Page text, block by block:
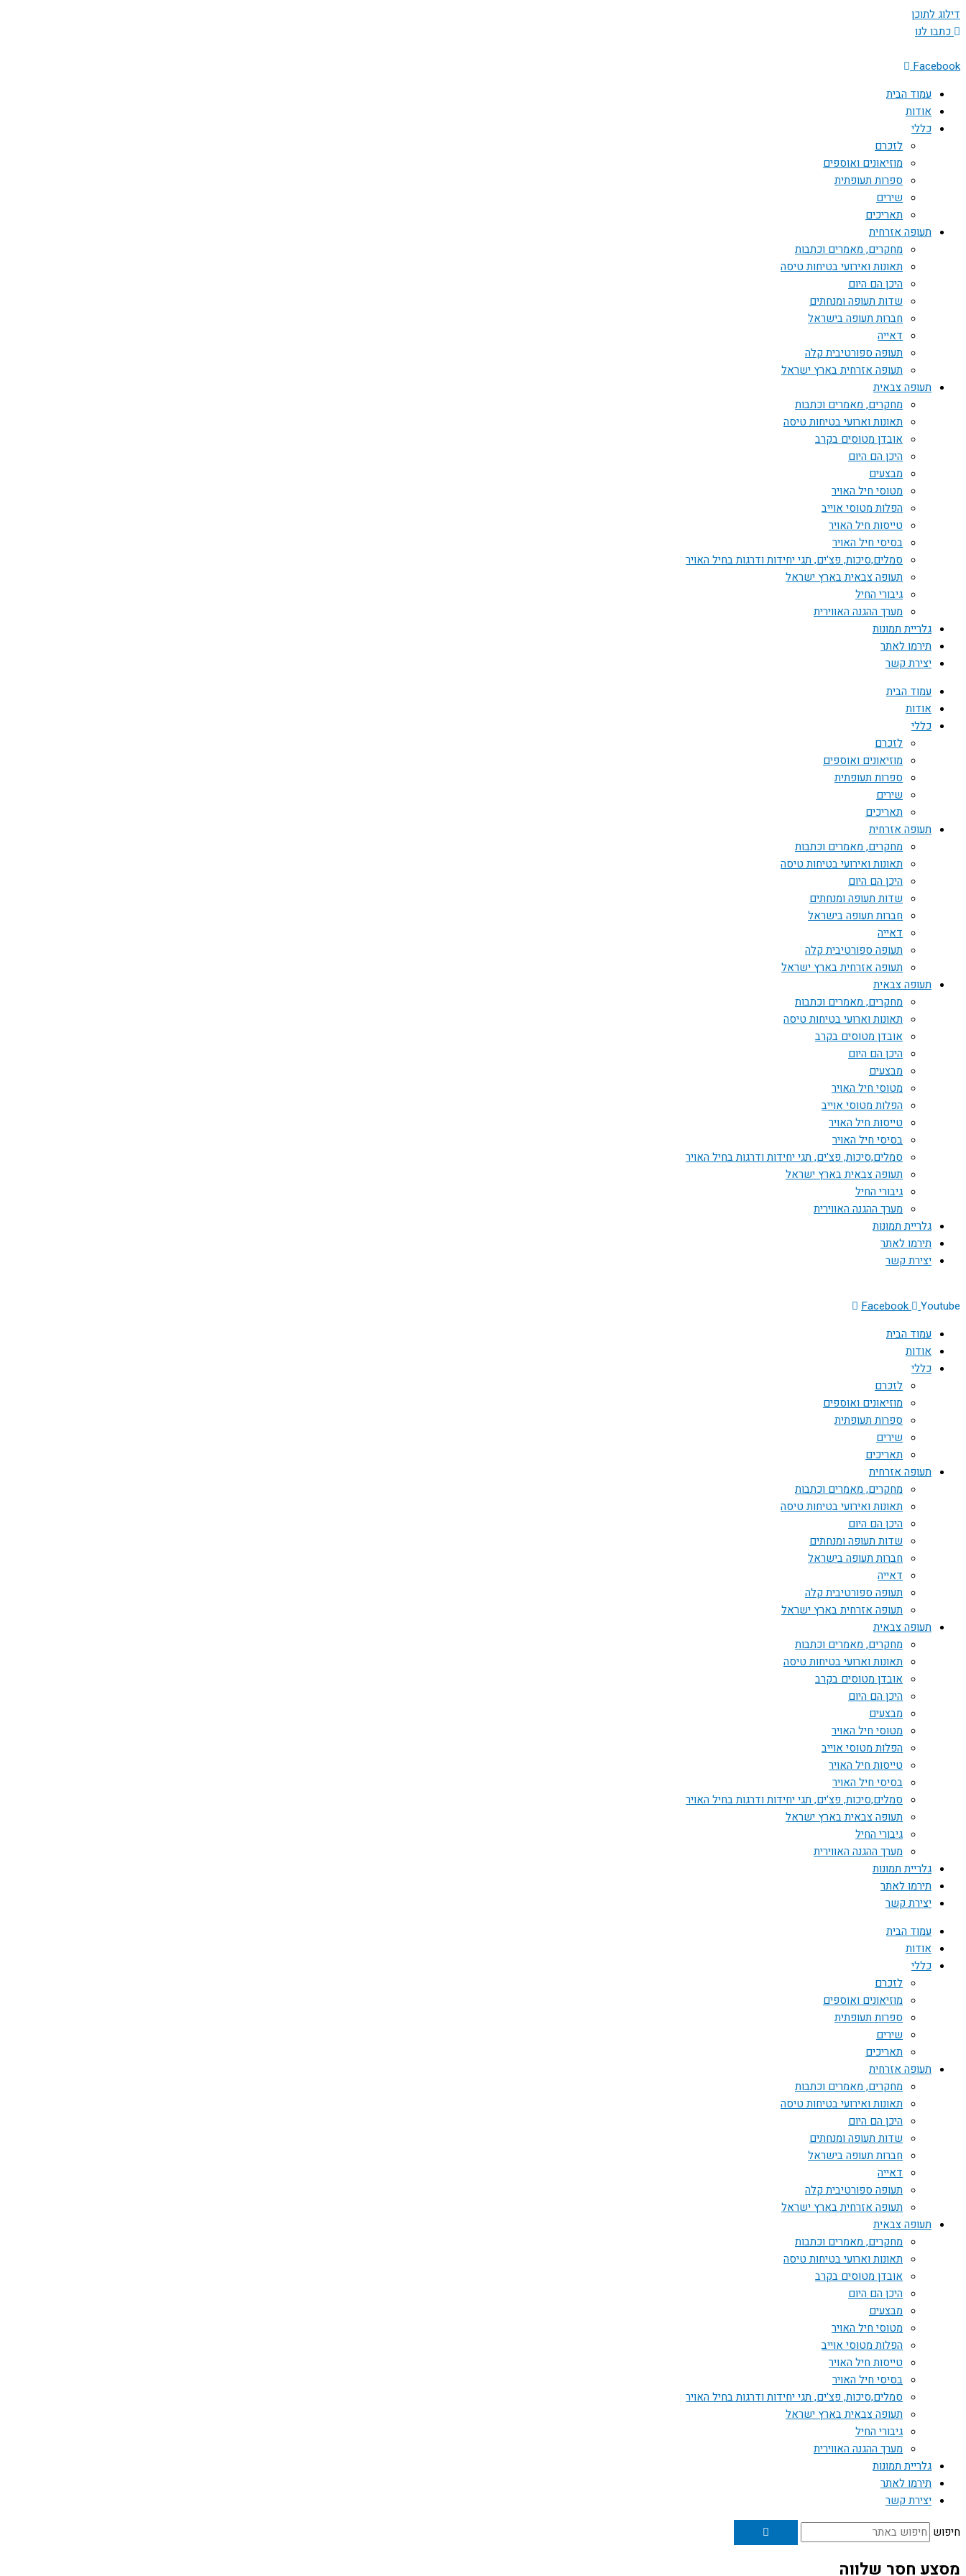
דילוג לתוכן
כתבו לנו
Facebook
עמוד הבית
אודות
כללי
לזכרם
מוזיאונים ואוספים
ספרות תעופתית
שירים
תאריכים
תעופה אזרחית
מחקרים, מאמרים וכתבות
תאונות ואירועי בטיחות טיסה
היכן הם היום
שדות תעופה ומנחתים
חברות תעופה בישראל
דאייה
תעופה ספורטיבית קלה
תעופה אזרחית בארץ ישראל
תעופה צבאית
מחקרים, מאמרים וכתבות
תאונות וארועי בטיחות טיסה
אובדן מטוסים בקרב
היכן הם היום
מבצעים
מטוסי חיל האויר
הפלות מטוסי אוייב
טייסות חיל האויר
בסיסי חיל האויר
סמלים,סיכות, פצ'ים, תגי יחידות ודרגות בחיל האויר
תעופה צבאית בארץ ישראל
גיבורי החיל
מערך ההגנה האווירית
גלריית תמונות
תירמו לאתר
יצירת קשר
עמוד הבית
אודות
כללי
לזכרם
מוזיאונים ואוספים
ספרות תעופתית
שירים
תאריכים
תעופה אזרחית
מחקרים, מאמרים וכתבות
תאונות ואירועי בטיחות טיסה
היכן הם היום
שדות תעופה ומנחתים
חברות תעופה בישראל
דאייה
תעופה ספורטיבית קלה
תעופה אזרחית בארץ ישראל
תעופה צבאית
מחקרים, מאמרים וכתבות
תאונות וארועי בטיחות טיסה
אובדן מטוסים בקרב
היכן הם היום
מבצעים
מטוסי חיל האויר
הפלות מטוסי אוייב
טייסות חיל האויר
בסיסי חיל האויר
סמלים,סיכות, פצ'ים, תגי יחידות ודרגות בחיל האויר
תעופה צבאית בארץ ישראל
גיבורי החיל
מערך ההגנה האווירית
גלריית תמונות
תירמו לאתר
יצירת קשר
Facebook
Youtube
עמוד הבית
אודות
כללי
לזכרם
מוזיאונים ואוספים
ספרות תעופתית
שירים
תאריכים
תעופה אזרחית
מחקרים, מאמרים וכתבות
תאונות ואירועי בטיחות טיסה
היכן הם היום
שדות תעופה ומנחתים
חברות תעופה בישראל
דאייה
תעופה ספורטיבית קלה
תעופה אזרחית בארץ ישראל
תעופה צבאית
מחקרים, מאמרים וכתבות
תאונות וארועי בטיחות טיסה
אובדן מטוסים בקרב
היכן הם היום
מבצעים
מטוסי חיל האויר
הפלות מטוסי אוייב
טייסות חיל האויר
בסיסי חיל האויר
סמלים,סיכות, פצ'ים, תגי יחידות ודרגות בחיל האויר
תעופה צבאית בארץ ישראל
גיבורי החיל
מערך ההגנה האווירית
גלריית תמונות
תירמו לאתר
יצירת קשר
עמוד הבית
אודות
כללי
לזכרם
מוזיאונים ואוספים
ספרות תעופתית
שירים
תאריכים
תעופה אזרחית
מחקרים, מאמרים וכתבות
תאונות ואירועי בטיחות טיסה
היכן הם היום
שדות תעופה ומנחתים
חברות תעופה בישראל
דאייה
תעופה ספורטיבית קלה
תעופה אזרחית בארץ ישראל
תעופה צבאית
מחקרים, מאמרים וכתבות
תאונות וארועי בטיחות טיסה
אובדן מטוסים בקרב
היכן הם היום
מבצעים
מטוסי חיל האויר
הפלות מטוסי אוייב
טייסות חיל האויר
בסיסי חיל האויר
סמלים,סיכות, פצ'ים, תגי יחידות ודרגות בחיל האויר
תעופה צבאית בארץ ישראל
גיבורי החיל
מערך ההגנה האווירית
גלריית תמונות
תירמו לאתר
יצירת קשר
חיפוש
מסצע חסר שלווה